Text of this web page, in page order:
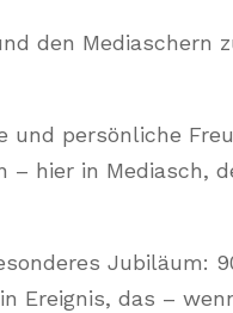
den
und persönliche
– hier in Mediasch,
Jubiläum:
Ereignis, das –